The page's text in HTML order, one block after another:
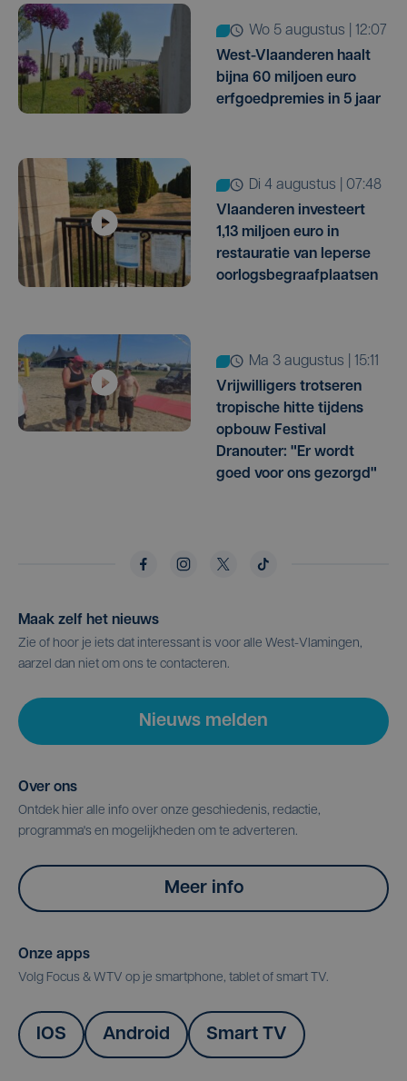
wo 5 augustus | 12:07
West-Vlaanderen haalt
bijna 60 miljoen euro
erfgoedpremies in 5 jaar
di 4 augustus | 07:48
Vlaanderen investeert
1,13 miljoen euro in
restauratie van Ieperse
oorlogsbegraafplaatsen
ma 3 augustus | 15:11
Vrijwilligers trotseren
tropische hitte tijdens
opbouw Festival
Dranouter: "Er wordt
goed voor ons gezorgd"
Maak zelf het nieuws
Zie of hoor je iets dat interessant is voor alle West-Vlamingen,
aarzel dan niet om ons te contacteren.
Nieuws melden
Over ons
Ontdek hier alle info over onze geschiedenis, redactie,
programma's en mogelijkheden om te adverteren.
Meer info
Onze apps
Volg Focus & WTV op je smartphone, tablet of smart TV.
IOS Android Smart TV